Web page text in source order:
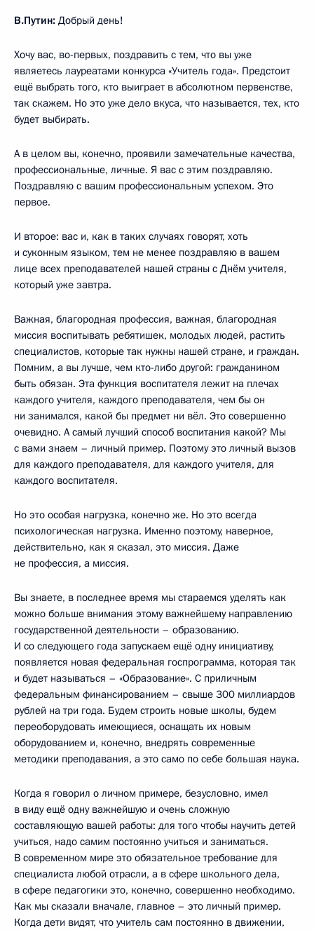
В.Путин: Добрый день!
Хочу вас, во-первых, поздравить с тем, что вы уже
являетесь лауреатами конкурса «Учитель года». Предстоит
ещё выбрать того, кто выиграет в абсолютном первенстве,
так скажем. Но это уже дело вкуса, что называется, тех, кто
будет выбирать.
А в целом вы, конечно, проявили замечательные качества,
профессиональные, личные. Я вас с этим поздравляю.
Поздравляю с вашим профессиональным успехом. Это
первое.
И второе: вас и, как в таких случаях говорят, хоть
и суконным языком, тем не менее поздравляю в вашем
лице всех преподавателей нашей страны с Днём учителя,
который уже завтра.
Важная, благородная профессия, важная, благородная
миссия воспитывать ребятишек, молодых людей, растить
специалистов, которые так нужны нашей стране, и граждан.
Помним, а вы лучше, чем кто-либо другой: гражданином
быть обязан. Эта функция воспитателя лежит на плечах
каждого учителя, каждого преподавателя, чем бы он
ни занимался, какой бы предмет ни вёл. Это совершенно
очевидно. А самый лучший способ воспитания какой? Мы
с вами знаем – личный пример. Поэтому это личный вызов
для каждого преподавателя, для каждого учителя, для
каждого воспитателя.
Но это особая нагрузка, конечно же. Но это всегда
психологическая нагрузка. Именно поэтому, наверное,
действительно, как я сказал, это миссия. Даже
не профессия, а миссия.
Вы знаете, в последнее время мы стараемся уделять как
можно больше внимания этому важнейшему направлению
государственной деятельности – образованию.
И со следующего года запускаем ещё одну инициативу,
появляется новая федеральная госпрограмма, которая так
и будет называться – «Образование». С приличным
федеральным финансированием – свыше 300 миллиардов
рублей на три года. Будем строить новые школы, будем
переоборудовать имеющиеся, оснащать их новым
оборудованием и, конечно, внедрять современные
методики преподавания, а это само по себе большая наука.
Когда я говорил о личном примере, безусловно, имел
в виду ещё одну важнейшую и очень сложную
составляющую вашей работы: для того чтобы научить детей
учиться, надо самим постоянно учиться и заниматься.
В современном мире это обязательное требование для
специалиста любой отрасли, а в сфере школьного дела,
в сфере педагогики это, конечно, совершенно необходимо.
Как мы сказали вначале, главное – это личный пример.
Когда дети видят, что учитель сам постоянно в движении,